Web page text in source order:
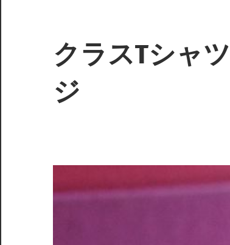
ン
ツ
へ
プ
クラスTシャ
ジ
つ